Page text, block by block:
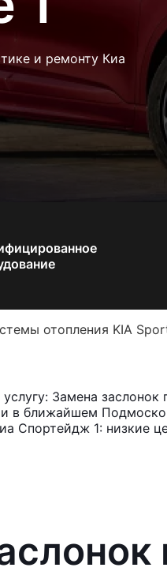
и ремонту Киа
отопления KIA
Замена
в ближайшем
Спортейдж 1: низкие